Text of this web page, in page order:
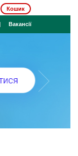
Кошик
Вакансії